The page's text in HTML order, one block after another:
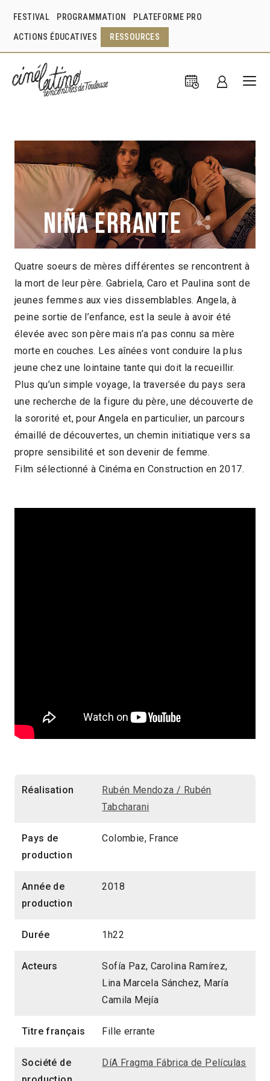
FESTIVAL PROGRAMMATION PLATEFORME PRO
ACTIONS ÉDUCATIVES RESSOURCES
Niña errante
Rubén Mendoza / Rubén Tabcharani
2018
2019 > Compétition Long-métrage de fiction
Quatre soeurs de mères différentes se rencontrent à
la mort de leur père. Gabriela, Caro et Paulina sont de
jeunes femmes aux vies dissemblables. Angela, à
peine sortie de l’enfance, est la seule à avoir été
élevée avec son père mais n’a pas connu sa mère
morte en couches. Les aînées vont conduire la plus
jeune chez une lointaine tante qui doit la recueillir.
Plus qu’un simple voyage, la traversée du pays sera
une recherche de la figure du père, une découverte de
la sororité et, pour Angela en particulier, un parcours
émaillé de découvertes, un chemin initiatique vers sa
propre sensibilité et son devenir de femme.
Film sélectionné à Cinéma en Construction en 2017.
Réalisation
Rubén Mendoza / Rubén
Tabcharani
Pays de
production
Colombie, France
Année de
production
2018
Durée 1h22
Acteurs
Sofía Paz, Carolina Ramírez,
Lina Marcela Sánchez, María
Camila Mejía
Titre français Fille errante
Société de
DíA Fragma Fábrica de Películas